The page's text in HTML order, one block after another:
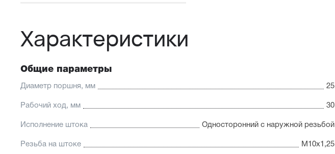
Характеристики
Общие параметры
Диаметр поршня, мм 25
Рабочий ход, мм 30
Исполнение штока Односторонний с наружной резьбой
Резьба на штоке М10х1,25